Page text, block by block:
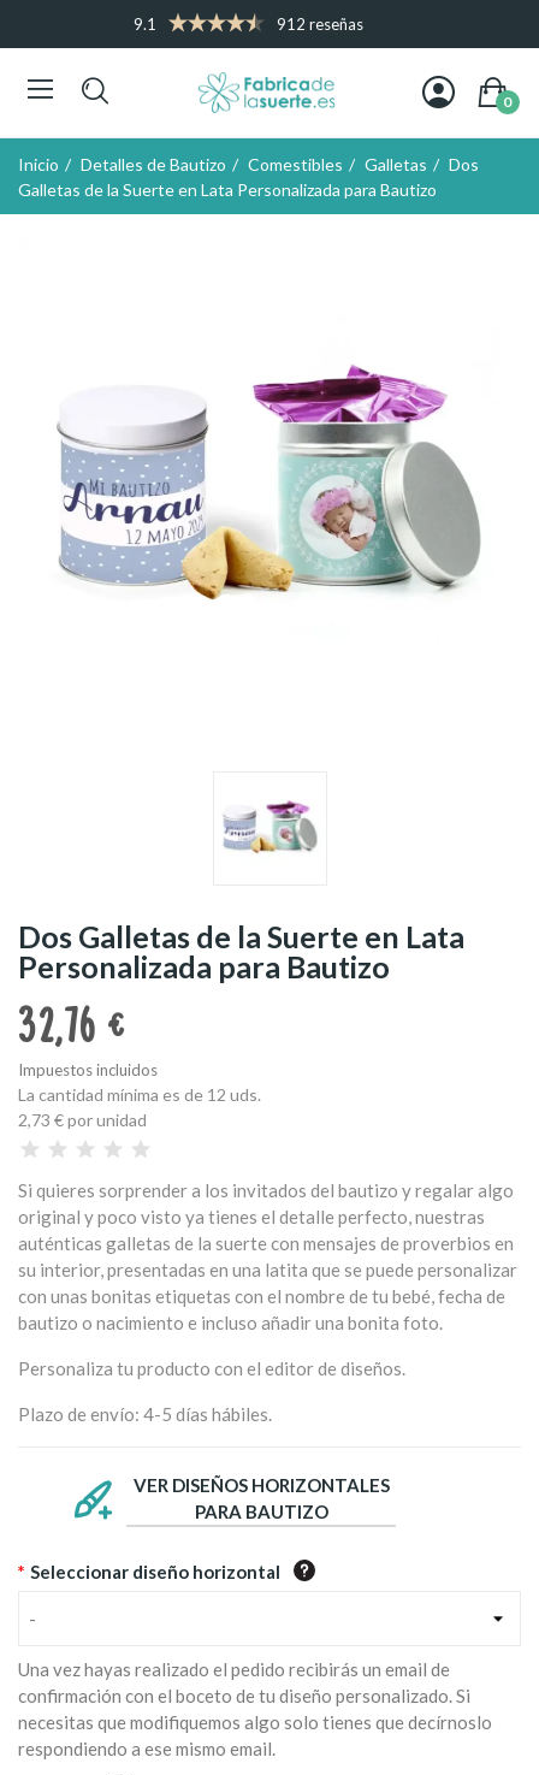
9.1 912 reseñas
0
Inicio Detalles de Bautizo Comestibles Galletas
Dos
Galletas de la Suerte en Lata Personalizada para Bautizo
Dos Galletas de la Suerte en Lata
Personalizada para Bautizo
32,76 €
Impuestos incluidos
La cantidad mínima es de 12 uds.
2,73 €por unidad
Si quieres sorprender a los invitados del bautizo y regalar algo
original y poco visto ya tienes el detalle perfecto, nuestras
auténticas galletas de la suerte con mensajes de proverbios en
su interior, presentadas en una latita que se puede personalizar
con unas bonitas etiquetas con el nombre de tu bebé, fecha de
bautizo o nacimiento e incluso añadir una bonita foto.
Personaliza tu producto con el editor de diseños.
Plazo de envío: 4-5 días hábiles.
VER DISEÑOS HORIZONTALES
PARA BAUTIZO
* Seleccionar diseño horizontal
-
Una vez hayas realizado el pedido recibirás un email de
confirmación con el boceto de tu diseño personalizado. Si
necesitas que modifiquemos algo solo tienes que decírnoslo
respondiendo a ese mismo email.